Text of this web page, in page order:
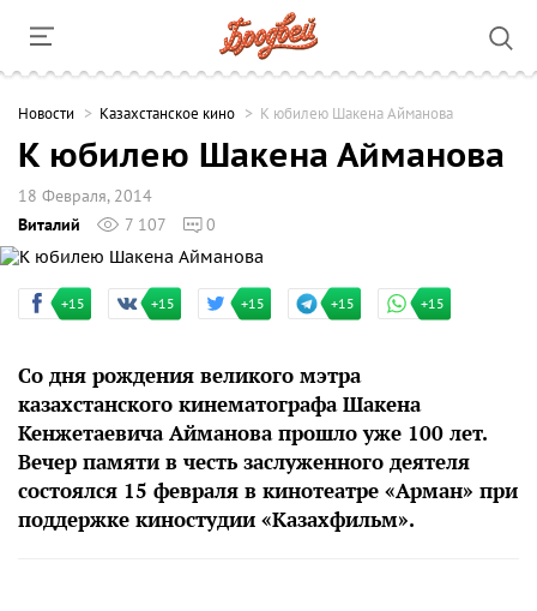
Новости Казахстанское кино К юбилею Шакена Айманова
К юбилею Шакена Айманова
18 Февраля, 2014
Виталий
7 107 0
+15 +15 +15 +15 +15
Со дня рождения великого мэтра
казахстанского кинематографа Шакена
Кенжетаевича Айманова прошло уже 100 лет.
Вечер памяти в честь заслуженного деятеля
состоялся 15 февраля в кинотеатре «Арман» при
поддержке киностудии «Казахфильм».